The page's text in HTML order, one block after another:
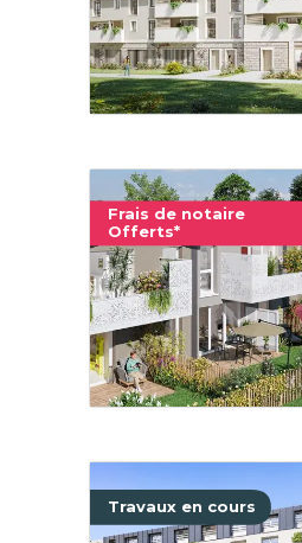
Frais de notaire
Offerts*
Travaux en cours